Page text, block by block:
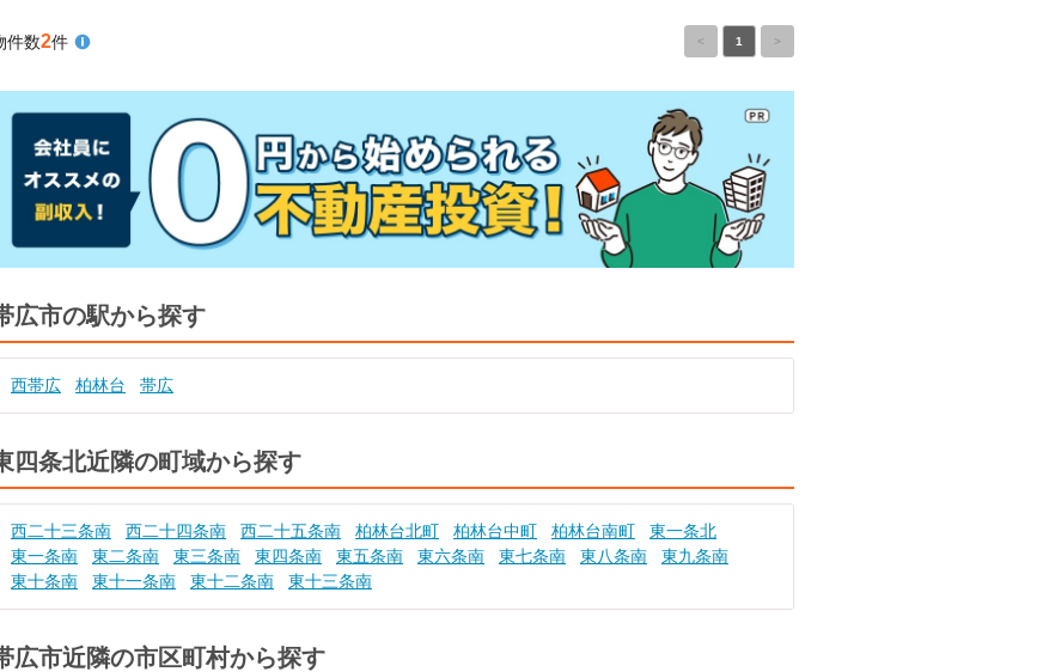
件数2件 < 1 >
広市の駅から探す
西帯広 柏林台 帯広
四条北近隣の町域から探す
西二十三条南 西二十四条南 西二十五条南 柏林台北町 柏林台中町 柏林台南町
東一条北
東一条南
東二条南 東三条南 東四条南 東五条南 東六条南 東七条南 東八条南
東九条南
東十条南
東十一条南 東十二条南 東十三条南
広市近隣の市区町村から探す